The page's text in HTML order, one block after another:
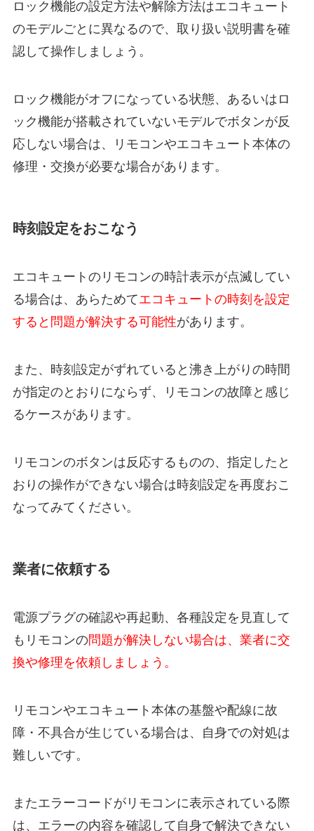
ロック機能の設定方法や解除方法はエコキュート
のモデルごとに異なるので、取り扱い説明書を確
認して操作しましょう。
ロック機能がオフになっている状態、あるいはロ
ック機能が搭載されていないモデルでボタンが反
応しない場合は、リモコンやエコキュート本体の
修理・交換が必要な場合があります。
時刻設定をおこなう
エコキュートのリモコンの時計表示が点滅してい
る場合は、あらためてエコキュートの時刻を設定
すると問題が解決する可能性があります。
また、時刻設定がずれていると沸き上がりの時間
が指定のとおりにならず、リモコンの故障と感じ
るケースがあります。
リモコンのボタンは反応するものの、指定したと
おりの操作ができない場合は時刻設定を再度おこ
なってみてください。
業者に依頼する
電源プラグの確認や再起動、各種設定を見直して
もリモコンの問題が解決しない場合は、業者に交
換や修理を依頼しましょう。
リモコンやエコキュート本体の基盤や配線に故
障・不具合が生じている場合は、自身での対処は
難しいです。
またエラーコードがリモコンに表示されている際
は、エラーの内容を確認して自身で解決できない